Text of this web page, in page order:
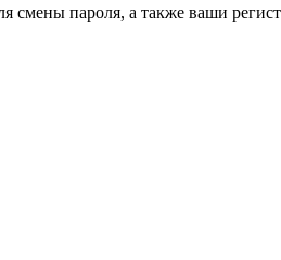
смены пароля, а также ваши